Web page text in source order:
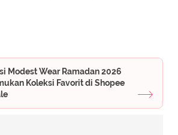
Modest Wear Ramadan 2026
Koleksi Favorit di Shopee